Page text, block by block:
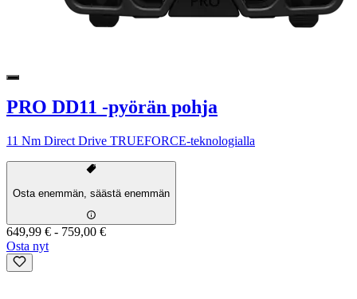
PRO DD11 -pyörän pohja
11 Nm Direct Drive TRUEFORCE-teknologialla
Osta enemmän, säästä enemmän
649,99 € - 759,00 €
Osta nyt